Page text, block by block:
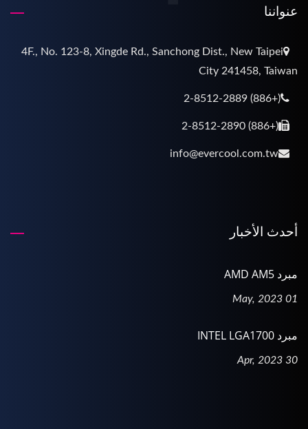
عنواننا
4F., No. 123-8, Xingde Rd., Sanchong Dist., New Taipei
City 241458, Taiwan
(+886) 2-8512-2889
(+886) 2-8512-2890
info@evercool.com.tw
أحدث الأخبار
مبرد AMD AM5
01 May, 2023
مبرد INTEL LGA1700
30 Apr, 2023